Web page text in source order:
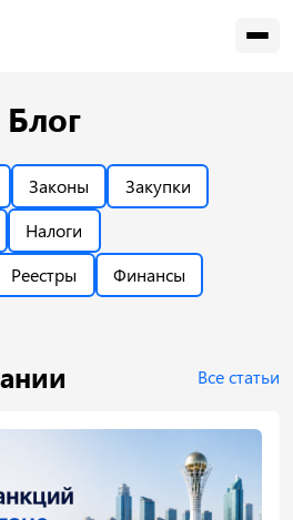
Блог
Законы
Закупки
Налоги
Реестры
Финансы
Все статьи